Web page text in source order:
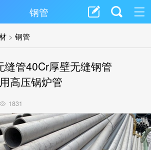
钢管
>钢管
缝管40Cr厚壁无缝钢管
高压锅炉管
1831